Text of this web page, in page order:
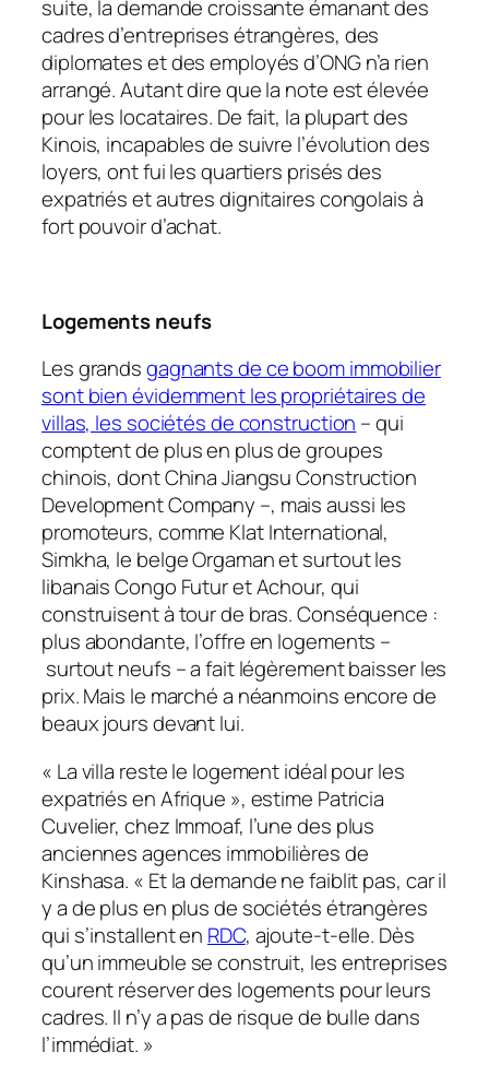
suite, la demande croissante émanant des
cadres d’entreprises étrangères, des
diplomates et des employés d’ONG n’a rien
arrangé. Autant dire que la note est élevée
pour les locataires. De fait, la plupart des
Kinois, incapables de suivre l’évolution des
loyers, ont fui les quartiers prisés des
expatriés et autres dignitaires congolais à
fort pouvoir d’achat.
Logements neufs
Les grandsgagnants de ce boom immobilier
sont bien évidemment les propriétaires de
villas, les sociétés de construction – qui
comptent de plus en plus de groupes
chinois, dont China Jiangsu Construction
Development Company –, mais aussi les
promoteurs, comme Klat International,
Simkha, le belge Orgaman et surtout les
libanais Congo Futur et Achour, qui
construisent à tour de bras. Conséquence :
plus abondante, l’offre en logements –
surtout neufs – a fait légèrement baisser les
prix. Mais le marché a néanmoins encore de
beaux jours devant lui.
« La villa reste le logement idéal pour les
expatriés en Afrique », estime Patricia
Cuvelier, chez Immoaf, l’une des plus
anciennes agences immobilières de
Kinshasa. « Et la demande ne faiblit pas, car il
y a de plus en plus de sociétés étrangères
qui s’installent en RDC, ajoute-t-elle. Dès
qu’un immeuble se construit, les entreprises
courent réserver des logements pour leurs
cadres. Il n’y a pas de risque de bulle dans
l’immédiat. »